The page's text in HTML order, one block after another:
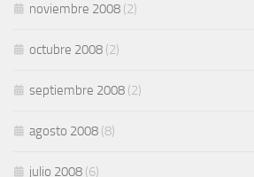
noviembre 2008 (2)
octubre 2008 (2)
septiembre 2008 (2)
agosto 2008 (8)
julio 2008 (6)